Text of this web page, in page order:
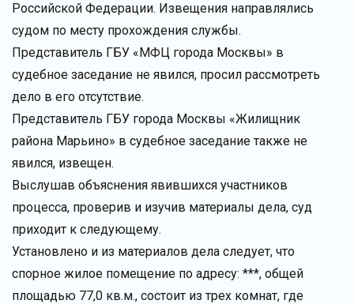
Российской Федерации. Извещения направлялись
судом по месту прохождения службы.
Представитель ГБУ «МФЦ города Москвы» в
судебное заседание не явился, просил рассмотреть
дело в его отсутствие.
Представитель ГБУ города Москвы «Жилищник
района Марьино» в судебное заседание также не
явился, извещен.
Выслушав объяснения явившихся участников
процесса, проверив и изучив материалы дела, суд
приходит к следующему.
Установлено и из материалов дела следует, что
спорное жилое помещение по адресу: ***, общей
площадью 77,0 кв.м., состоит из трех комнат, где